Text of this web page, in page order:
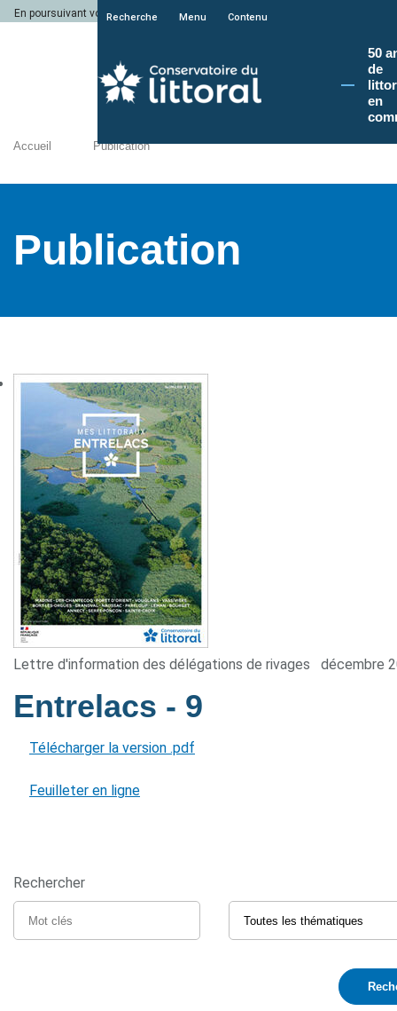
En poursuivant votre navigation sur le site du Conservatoire du littoral, vous
Recherche Menu Contenu
50
de
en
Accueil Publication
Publication
Lettre d'information des délégations de rivages décembre
Entrelacs - 9
Télécharger la version .pdf
Feuilleter en ligne
Rechercher